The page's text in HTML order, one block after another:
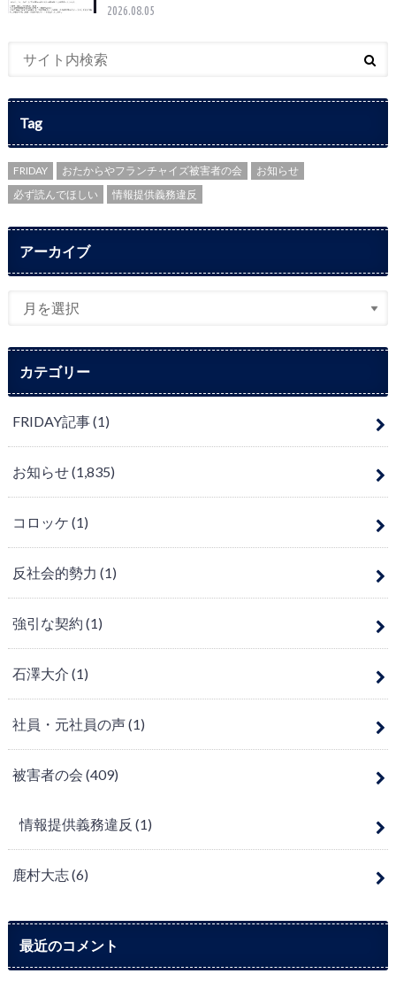
2026.08.05
Tag
FRIDAY おたからやフランチャイズ被害者の会
お知らせ
必ず読んでほしい
情報提供義務違反
アーカイブ
カテゴリー
FRIDAY記事(1)
お知らせ(1,835)
コロッケ (1)
反社会的勢力 (1)
強引な契約 (1)
石澤大介 (1)
社員・元社員の声(1)
被害者の会 (409)
情報提供義務違反 (1)
鹿村大志(6)
最近のコメント